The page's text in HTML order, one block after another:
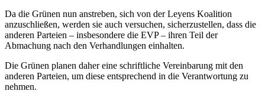
Da die Grünen nun anstreben, sich von der Leyens Koalition
anzuschließen, werden sie auch versuchen, sicherzustellen, dass die
anderen Parteien – insbesondere die EVP – ihren Teil der
Abmachung nach den Verhandlungen einhalten.
Die Grünen planen daher eine schriftliche Vereinbarung mit den
anderen Parteien, um diese entsprechend in die Verantwortung zu
nehmen.